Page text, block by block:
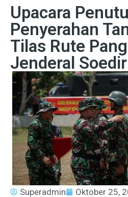
Upacara
Penyerahan
Tilas Rute
Jenderal
Superadmin Oktober 25,